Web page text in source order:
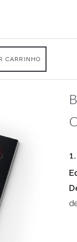
CARRINHO